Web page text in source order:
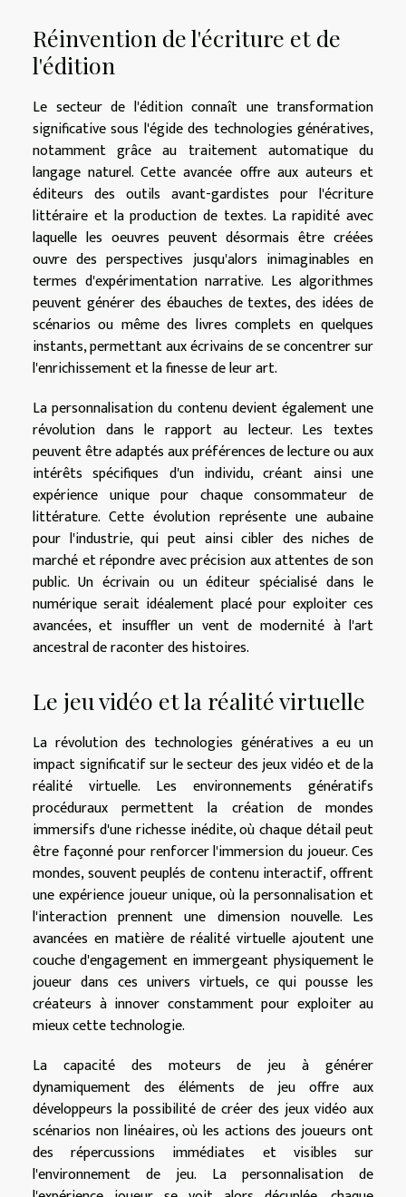
Réinvention de l'écriture et de
l'édition
Le secteur de l'édition connaît une transformation
significative sous l'égide des technologies génératives,
notamment grâce au traitement automatique du
langage naturel. Cette avancée offre aux auteurs et
éditeurs des outils avant-gardistes pour l'écriture
littéraire et la production de textes. La rapidité avec
laquelle les oeuvres peuvent désormais être créées
ouvre des perspectives jusqu'alors inimaginables en
termes d'expérimentation narrative. Les algorithmes
peuvent générer des ébauches de textes, des idées de
scénarios ou même des livres complets en quelques
instants, permettant aux écrivains de se concentrer sur
l'enrichissement et la finesse de leur art.
La personnalisation du contenu devient également une
révolution dans le rapport au lecteur. Les textes
peuvent être adaptés aux préférences de lecture ou aux
intérêts spécifiques d'un individu, créant ainsi une
expérience unique pour chaque consommateur de
littérature. Cette évolution représente une aubaine
pour l'industrie, qui peut ainsi cibler des niches de
marché et répondre avec précision aux attentes de son
public. Un écrivain ou un éditeur spécialisé dans le
numérique serait idéalement placé pour exploiter ces
avancées, et insuffler un vent de modernité à l'art
ancestral de raconter des histoires.
Le jeu vidéo et la réalité virtuelle
La révolution des technologies génératives a eu un
impact significatif sur le secteur des jeux vidéo et de la
réalité virtuelle. Les environnements génératifs
procéduraux permettent la création de mondes
immersifs d'une richesse inédite, où chaque détail peut
être façonné pour renforcer l'immersion du joueur. Ces
mondes, souvent peuplés de contenu interactif, offrent
une expérience joueur unique, où la personnalisation et
l'interaction prennent une dimension nouvelle. Les
avancées en matière de réalité virtuelle ajoutent une
couche d'engagement en immergeant physiquement le
joueur dans ces univers virtuels, ce qui pousse les
créateurs à innover constamment pour exploiter au
mieux cette technologie.
La capacité des moteurs de jeu à générer
dynamiquement des éléments de jeu offre aux
développeurs la possibilité de créer des jeux vidéo aux
scénarios non linéaires, où les actions des joueurs ont
des répercussions immédiates et visibles sur
l'environnement de jeu. La personnalisation de